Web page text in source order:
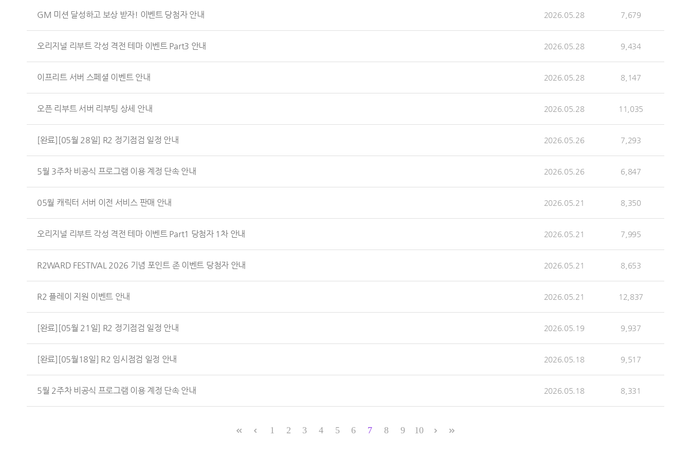
GM 미션 달성하고 보상 받자! 이벤트 당첨자 안내 2026.05.28 7,679
오리지널 리부트 각성 격전 테마 이벤트 Part3 안내 2026.05.28 9,434
이프리트 서버 스페셜 이벤트 안내 2026.05.28 8,147
오픈 리부트 서버 리부팅 상세 안내 2026.05.28 11,035
[완료][05월 28일] R2 정기점검 일정 안내 2026.05.26 7,293
5월 3주차 비공식 프로그램 이용 계정 단속 안내 2026.05.26 6,847
05월 캐릭터 서버 이전 서비스 판매 안내 2026.05.21 8,350
오리지널 리부트 각성 격전 테마 이벤트 Part1 당첨자 1차 안내 2026.05.21 7,995
R2WARD FESTIVAL 2026 기념 포인트 존 이벤트 당첨자 안내 2026.05.21 8,653
R2 플레이 지원 이벤트 안내 2026.05.21 12,837
[완료][05월 21일] R2 정기점검 일정 안내 2026.05.19 9,937
[완료][05월18일] R2 임시점검 일정 안내 2026.05.18 9,517
5월 2주차 비공식 프로그램 이용 계정 단속 안내 2026.05.18 8,331
1 2 3 4 5 6 7 8 9 10